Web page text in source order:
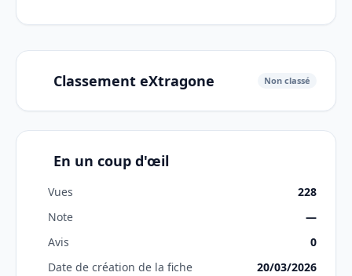
Classement eXtragone Non classé
En un coup d'œil
Vues
228
Note
—
Avis
0
Date de création de la fiche
20/03/2026